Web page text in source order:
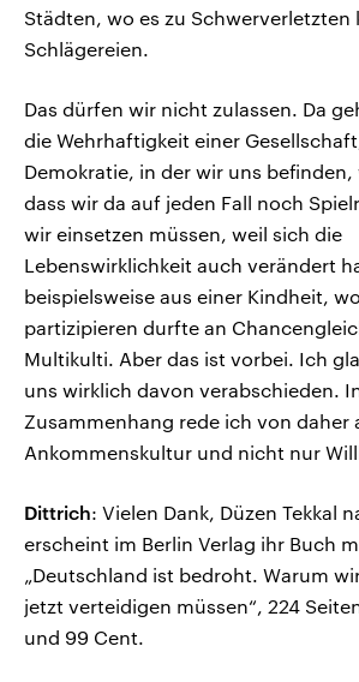
Städten, wo es zu Schwerverletzten
Schlägereien.
Das dürfen wir nicht zulassen. Da
die Wehrhaftigkeit einer
Demokratie, in der wir uns
dass wir da auf jeden Fall noch
wir einsetzen müssen, weil sich die
Lebenswirklichkeit auch verändert
beispielsweise aus einer Kindheit,
partizipieren durfte an
Multikulti. Aber das ist vorbei. Ich
uns wirklich davon verabschieden.
Zusammenhang rede ich von daher
Ankommenskultur und nicht nur
Dittrich: Vielen Dank, Düzen Tekkal
erscheint im Berlin Verlag ihr Buch
„Deutschland ist bedroht. Warum
jetzt verteidigen müssen“, 224
und 99 Cent.